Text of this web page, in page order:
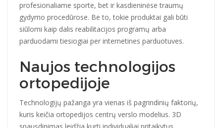
profesionaliame sporte, bet ir kasdieninėse traumų
gydymo procedūrose. Be to, tokie produktai gali būti
siūlomi kaip dalis reabilitacijos programų arba
parduodami tiesiogiai per internetines parduotuves.
Naujos technologijos
ortopedijoje
Technologijų pažanga yra vienas iš pagrindinių faktorių,
kuris keičia ortopedijos centrų verslo modelius. 3D